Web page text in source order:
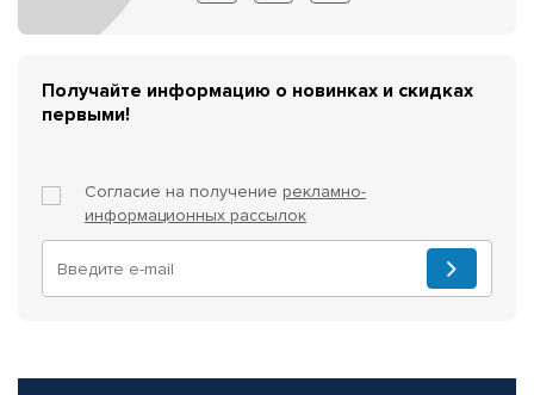
Получайте информацию о новинках и скидках
первыми!
Согласие на получение рекламно-
информационных рассылок